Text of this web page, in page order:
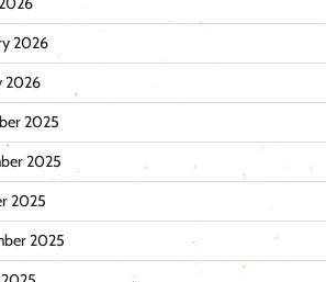
2026
2026
2025
2025
2025
2025